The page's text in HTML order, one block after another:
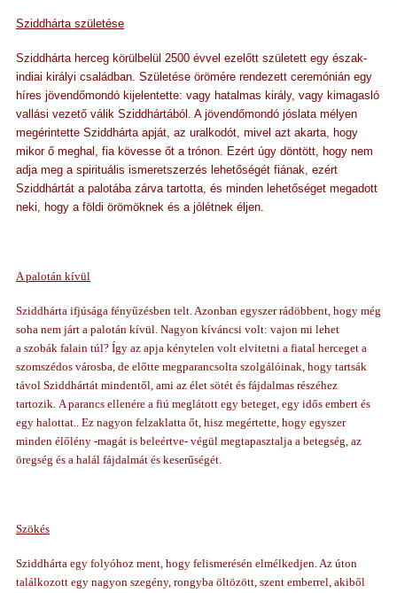
Sziddhárta születése
Sziddhárta herceg körülbelül 2500 évvel ezelőtt született egy észak-
indiai királyi családban. Születése örömére rendezett ceremónián egy
híres jövendőmondó kijelentette: vagy hatalmas király, vagy kimagasló
vallási vezető válik Sziddhártából. A jövendőmondó jóslata mélyen
megérintette Sziddhárta apját, az uralkodót, mivel azt akarta, hogy
mikor ő meghal, fia kövesse őt a trónon. Ezért úgy döntött, hogy nem
adja meg a spirituális ismeretszerzés lehetőségét fiának, ezért
Sziddhártát a palotába zárva tartotta, és minden lehetőséget megadott
neki, hogy a földi örömöknek és a jólétnek éljen.
A palotán kívül
Sziddhárta ifjúsága fényűzésben telt. Azonban egyszer rádöbbent, hogy még
soha nem járt a palotán kívül. Nagyon kíváncsi volt: vajon mi lehet
a szobák falain túl? Így az apja kénytelen volt elvitetni a fiatal herceget a
szomszédos városba, de előtte megparancsolta szolgálóinak, hogy tartsák
távol Sziddhártát mindentől, ami az élet sötét és fájdalmas részéhez
tartozik. A parancs ellenére a fiú meglátott egy beteget, egy idős embert és
egy halottat.. Ez nagyon felzaklatta őt, hisz megértette, hogy egyszer
minden élőlény -magát is beleértve- végül megtapasztalja a betegség, az
öregség és a halál fájdalmát és keserűségét.
Szökés
Sziddhárta egy folyóhoz ment, hogy felismerésén elmélkedjen. Az úton
találkozott egy nagyon szegény, rongyba öltözött, szent emberrel, akiből